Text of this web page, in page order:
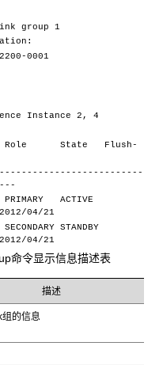
group 1
0001
Instance 2, 4
State Flush-
ACTIVE
04/21
STANDBY
04/21
命令显示信息描述表
描述
的信息